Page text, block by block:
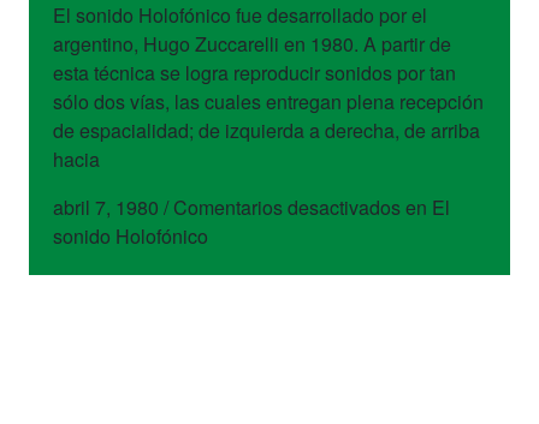
El sonido Holofónico fue desarrollado por el
argentino, Hugo Zuccarelli en 1980. A partir de
esta técnica se logra reproducir sonidos por tan
sólo dos vías, las cuales entregan plena recepción
de espacialidad; de izquierda a derecha, de arriba
hacia
abril 7, 1980 / Comentarios desactivadosen El
sonido Holofónico